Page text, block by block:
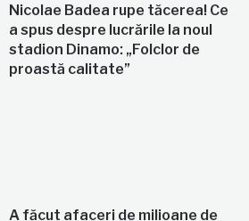
Nicolae Badea rupe tăcerea! Ce
a spus despre lucrările la noul
stadion Dinamo: „Folclor de
proastă calitate”
A făcut afaceri de milioane de